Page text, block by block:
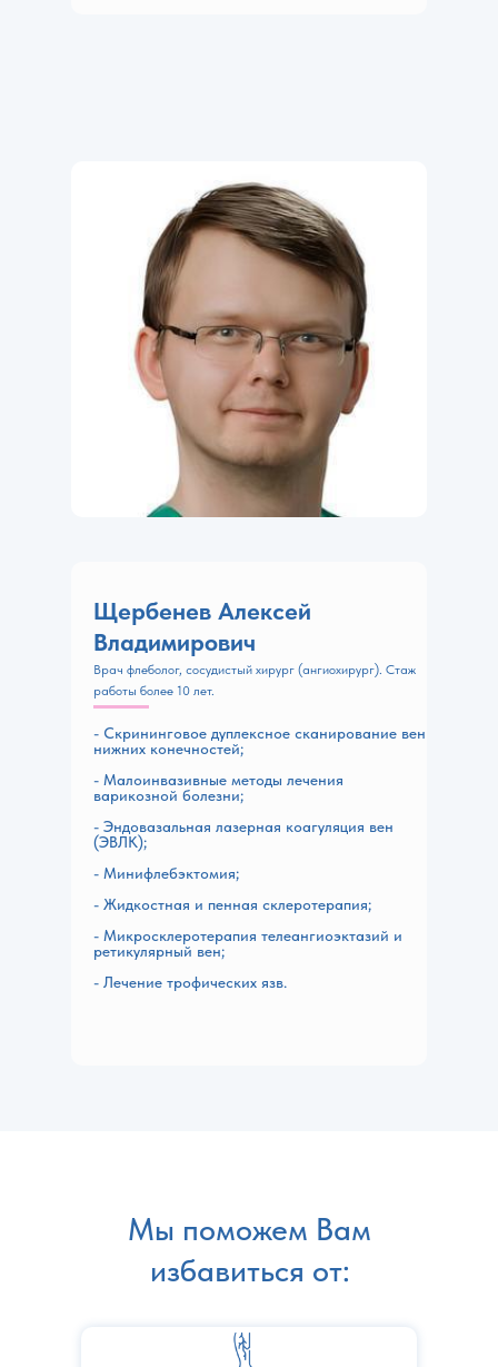
Врач флеболог, сосудистый хирург (ангиохирург). Стаж
работы более 10 лет.
Щербенев Алексей
Владимирович
- Скрининговое дуплексное сканирование вен
нижних конечностей;
- Малоинвазивные методы лечения
варикозной болезни;
- Эндовазальная лазерная коагуляция вен
(ЭВЛК);
- Минифлебэктомия;
- Жидкостная и пенная склеротерапия;
- Микросклеротерапия телеангиоэктазий и
ретикулярный вен;
- Лечение трофических язв.
Мы поможем Вам
избавиться от: